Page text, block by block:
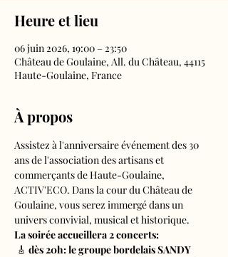
Heure et lieu
06 juin 2026, 19:00 – 23:50
Château de Goulaine, All. du Château, 44115
Haute-Goulaine, France
À propos
Assistez à l'anniversaire événement des 30
ans de l'association des artisans et
commerçants de Haute-Goulaine,
ACTIV'ECO. Dans la cour du Château de
Goulaine, vous serez immergé dans un
univers convivial, musical et historique.
La soirée accueillera 2 concerts:
🎸 dès 20h: le groupe bordelais SANDY